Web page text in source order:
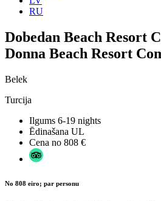
RU
Dobedan Beach Resort
Donna Beach Resort
Belek
Turcija
Ilgums 6-19 nights
Ēdinašana UL
Cena no 808 €
No 808 eiro; par personu